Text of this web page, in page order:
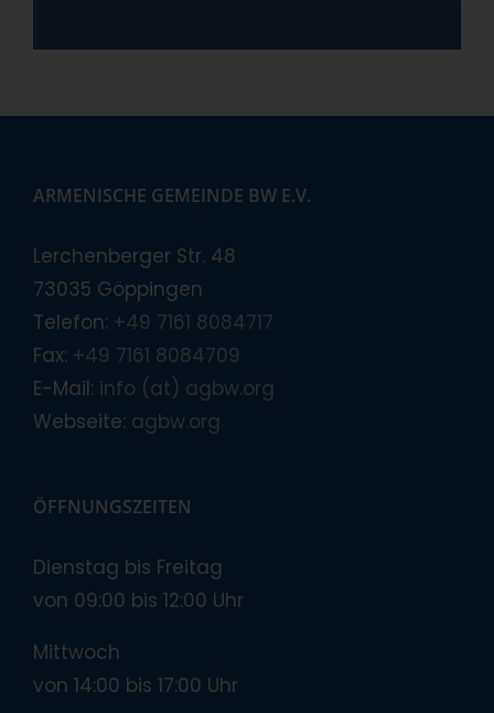
ARMENISCHE GEMEINDE BW E.V.
Lerchenberger Str. 48
73035 Göppingen
Telefon: +49 7161 8084717
Fax: +49 7161 8084709
E-Mail: info (at) agbw.org
Webseite: agbw.org
ÖFFNUNGSZEITEN
Dienstag bis Freitag
von 09:00 bis 12:00 Uhr
Mittwoch
von 14:00 bis 17:00 Uhr